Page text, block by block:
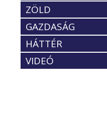
ZÖLD
GAZDASÁG
HÁTTÉR
VIDEÓ